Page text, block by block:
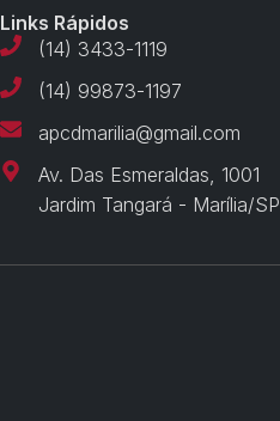
Links Rápidos
(14) 3433-1119
(14) 99873-1197
apcdmarilia@gmail.com
Av. Das Esmeraldas, 1001
Jardim Tangará - Marília/SP